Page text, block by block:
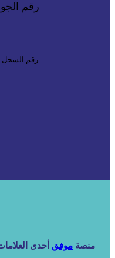
رقم
رقم السجل
منصة موفق أحدى